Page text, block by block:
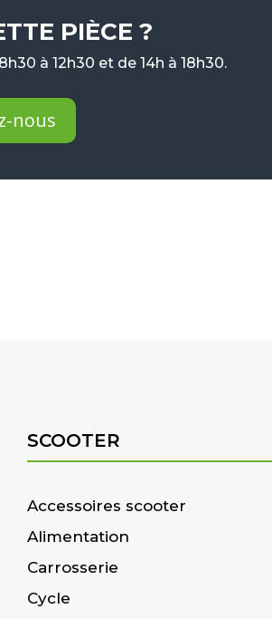
PIÈCE ?
à 12h30 et de 14h à 18h30.
nous
SCOOTER
Accessoires scooter
Alimentation
Carrosserie
Cycle